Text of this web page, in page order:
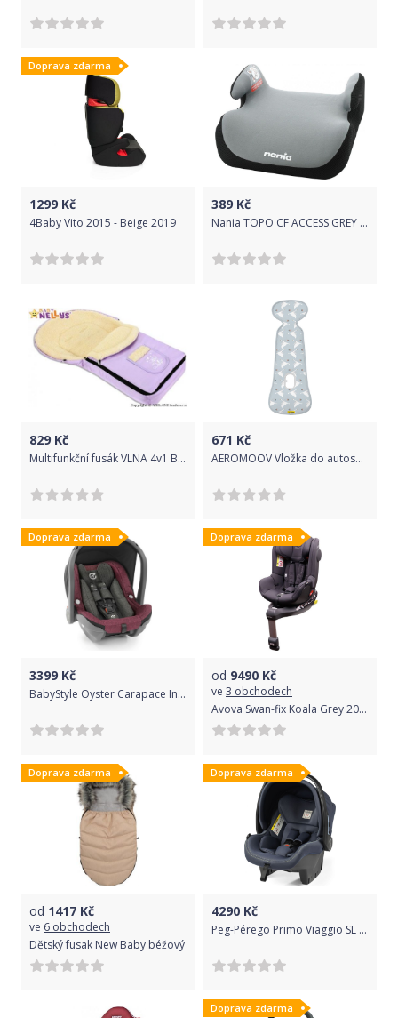
Doprava zdarma
1299 Kč
4Baby Vito 2015 - Beige 2019
389 Kč
Nania TOPO CF ACCESS GREY 2020
829 Kč
Multifunkční fusák VLNA 4v1 Baby Nellys ® - lila
671 Kč
AEROMOOV Vložka do autosedačky Flying Goose 9-18kg Limited
Doprava zdarma
3399 Kč
BabyStyle Oyster Carapace Infant i-Size Berry 2020
Doprava zdarma
od 9490 Kč
ve 3 obchodech
Avova Swan-fix Koala Grey 2021
Doprava zdarma
od 1417 Kč
ve 6 obchodech
Dětský fusak New Baby béžový
Doprava zdarma
4290 Kč
Peg-Pérego Primo Viaggio SL 2018 New Life 2021
Doprava zdarma